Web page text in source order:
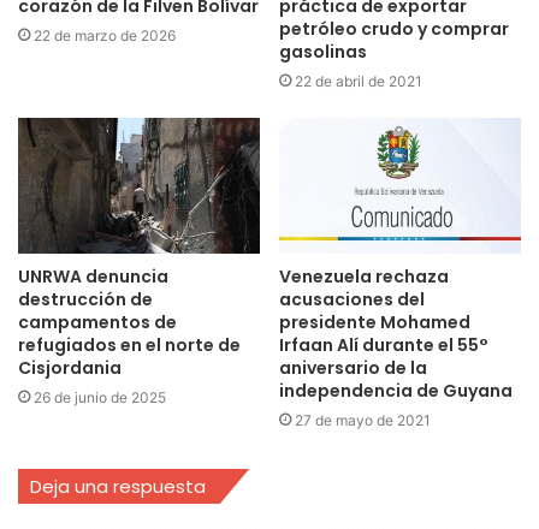
corazón de la Filven Bolívar
22 de marzo de 2026
práctica de exportar
petróleo crudo y comprar
gasolinas
22 de abril de 2021
UNRWA denuncia
destrucción de
campamentos de
refugiados en el norte de
Cisjordania
26 de junio de 2025
Venezuela rechaza
acusaciones del
presidente Mohamed
Irfaan Alí durante el 55°
aniversario de la
independencia de Guyana
27 de mayo de 2021
Deja una respuesta